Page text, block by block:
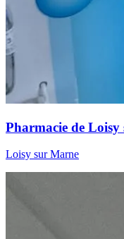
Pharmacie de
Loisy sur Marne